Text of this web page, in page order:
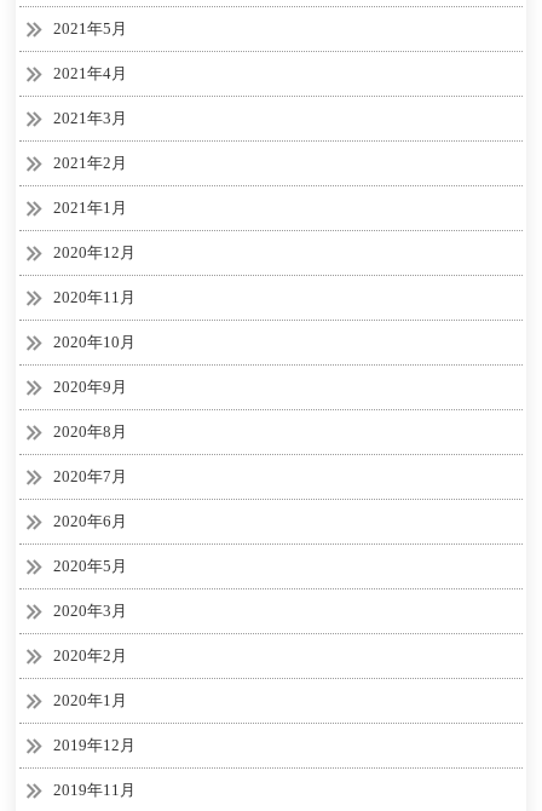
2021年5月
2021年4月
2021年3月
2021年2月
2021年1月
2020年12月
2020年11月
2020年10月
2020年9月
2020年8月
2020年7月
2020年6月
2020年5月
2020年3月
2020年2月
2020年1月
2019年12月
2019年11月